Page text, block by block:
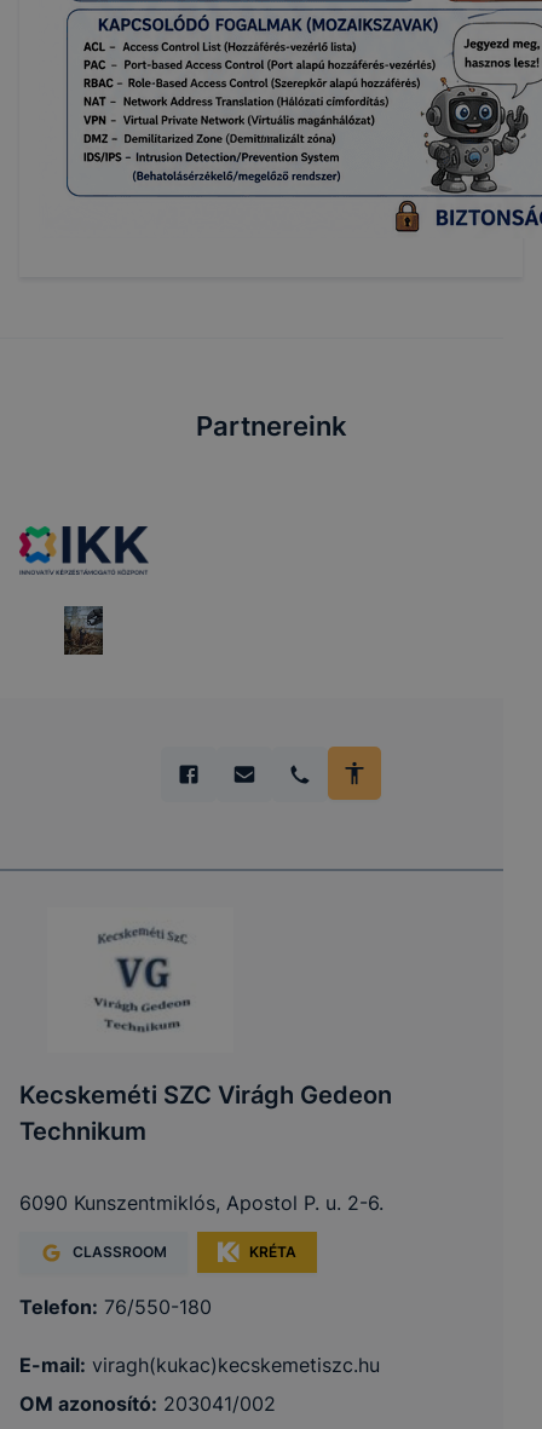
Partnereink
Kecskeméti SZC Virágh Gedeon
Technikum
6090 Kunszentmiklós, Apostol P. u. 2-6.
CLASSROOM KRÉTA
Telefon: 76/550-180
E-mail: viragh(kukac)kecskemetiszc.hu
OM azonosító: 203041/002